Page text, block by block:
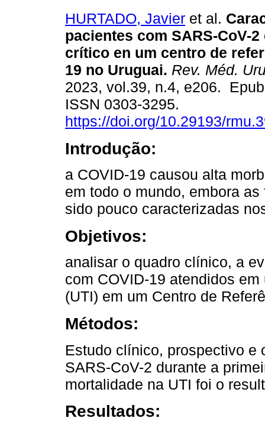
HURTADO, Javier et al.
pacientes com SARS-CoV-2
crítico en um centro de
19 no Uruguai. Rev. Méd.
2023, vol.39, n.4, e206.
ISSN 0303-3295.
https://doi.org/10.29193/
Introdução:
a COVID-19 causou alta
em todo o mundo, embora
sido pouco caracterizadas
Objetivos:
analisar o quadro clínico, a
com COVID-19 atendidos
(UTI) em um Centro de
Métodos:
Estudo clínico, prospectivo e
SARS-CoV-2 durante a
mortalidade na UTI foi o
Resultados: